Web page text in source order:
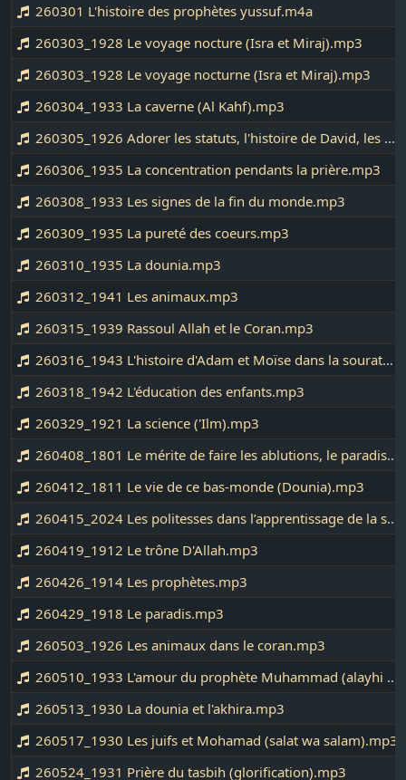
260301 L'histoire des prophètes yussuf.m4a
260303_1928 Le voyage nocture (Isra et Miraj).mp3
260303_1928 Le voyage nocturne (Isra et Miraj).mp3
260304_1933 La caverne (Al Kahf).mp3
260305_1926 Adorer les statuts, l'histoire de David, les mécréants dans l'enfer.mp3
260306_1935 La concentration pendants la prière.mp3
260308_1933 Les signes de la fin du monde.mp3
260309_1935 La pureté des coeurs.mp3
260310_1935 La dounia.mp3
260312_1941 Les animaux.mp3
260315_1939 Rassoul Allah et le Coran.mp3
260316_1943 L'histoire d'Adam et Moïse dans la sourate Al Kahf.mp3
260318_1942 L'éducation des enfants.mp3
260329_1921 La science ('Ilm).mp3
260408_1801 Le mérite de faire les ablutions, le paradis.mp3
260412_1811 Le vie de ce bas-monde (Dounia).mp3
260415_2024 Les politesses dans l’apprentissage de la science Nourdine.mp3
260419_1912 Le trône D'Allah.mp3
260426_1914 Les prophètes.mp3
260429_1918 Le paradis.mp3
260503_1926 Les animaux dans le coran.mp3
260510_1933 L'amour du prophète Muhammad (alayhi salat wa salam).mp3
260513_1930 La dounia et l'akhira.mp3
260517_1930 Les juifs et Mohamad (salat wa salam).mp3
260524_1931 Prière du tasbih (glorification).mp3